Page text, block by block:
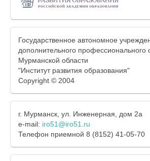
Государственное автономное
дополнительного профессионального
Мурманской области
"Институт развития образования"
Copyright © 2004
г. Мурманск, ул. Инженерная, дом 2а
e-mail: iro51@iro51.ru
Телефон приемной 8 (8152) 41-05-70